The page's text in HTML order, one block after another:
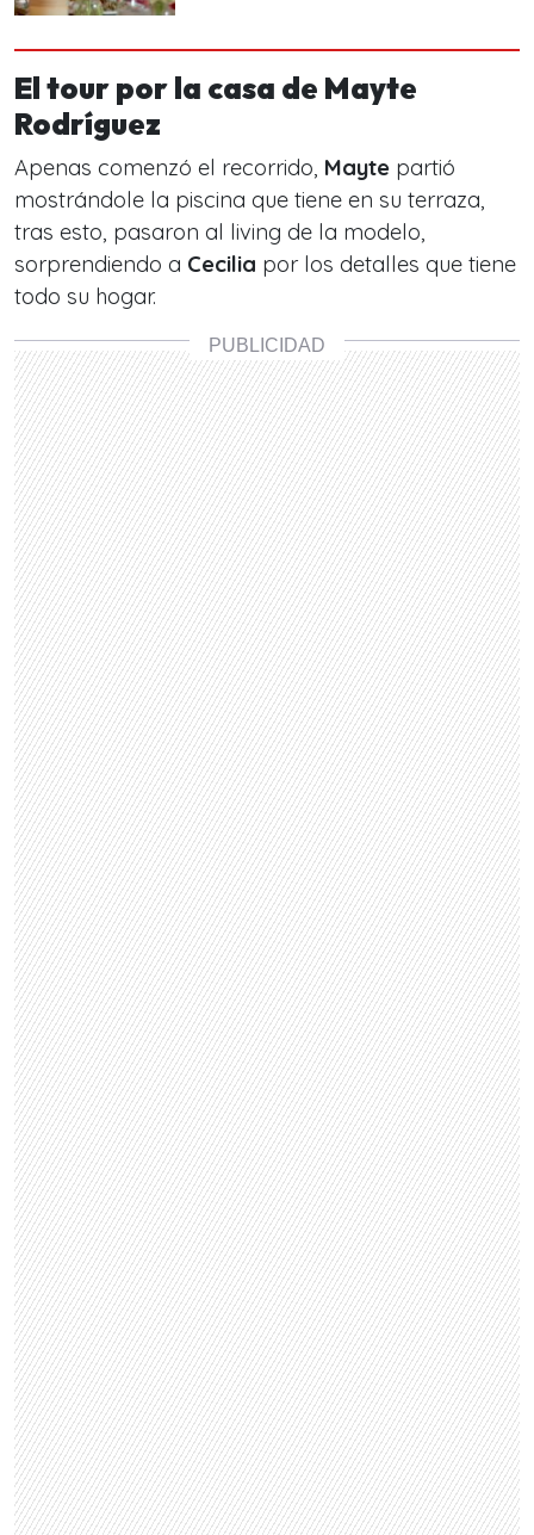
El tour por la casa de Mayte
Rodríguez
Apenas comenzó el recorrido, Mayte partió
mostrándole la piscina que tiene en su terraza,
tras esto, pasaron al living de la modelo,
sorprendiendo a Cecilia por los detalles que tiene
todo su hogar.